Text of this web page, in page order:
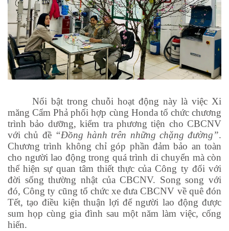
Nổi bật trong chuỗi hoạt động này là việc Xi
măng Cẩm Phả phối hợp cùng Honda tổ chức chương
trình bảo dưỡng, kiểm tra phương tiện cho CBCNV
với chủ đề “Đồng hành trên những chặng đường”.
Chương trình không chỉ góp phần đảm bảo an toàn
cho người lao động trong quá trình di chuyển mà còn
thể hiện sự quan tâm thiết thực của Công ty đối với
đời sống thường nhật của CBCNV. Song song với
đó, Công ty cũng tổ chức xe đưa CBCNV về quê đón
Tết, tạo điều kiện thuận lợi để người lao động được
sum họp cùng gia đình sau một năm làm việc, cống
hiến.